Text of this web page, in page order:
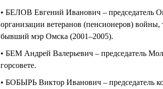
• БЕЛОВ Евгений Иванович – председатель
организации ветеранов (пенсионеров)
бывший мэр Омска (2001–2005).
• БЕМ Андрей Валерьевич – председатель
горсовете.
• БОБЫРЬ Виктор Иванович – председатель